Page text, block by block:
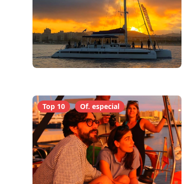
Top 10 Of. especial